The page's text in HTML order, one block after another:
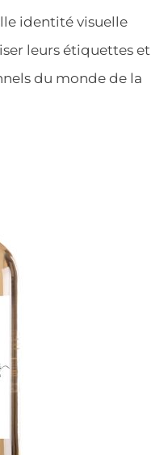
identité visuelle
leurs étiquettes et
du monde de la